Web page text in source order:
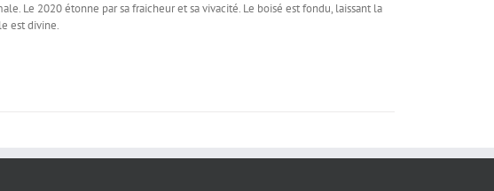
Le 2020 étonne par sa fraicheur et sa vivacité. Le boisé est fondu, laissant la
est divine.